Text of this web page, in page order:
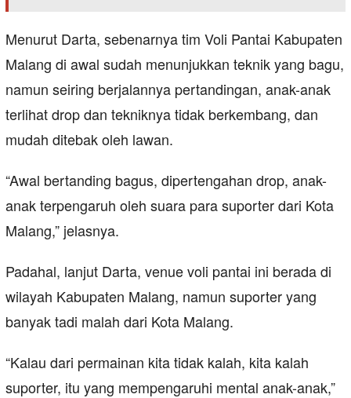
Menurut Darta, sebenarnya tim Voli Pantai Kabupaten
Malang di awal sudah menunjukkan teknik yang bagu,
namun seiring berjalannya pertandingan, anak-anak
terlihat drop dan tekniknya tidak berkembang, dan
mudah ditebak oleh lawan.
“Awal bertanding bagus, dipertengahan drop, anak-
anak terpengaruh oleh suara para suporter dari Kota
Malang,” jelasnya.
Padahal, lanjut Darta, venue voli pantai ini berada di
wilayah Kabupaten Malang, namun suporter yang
banyak tadi malah dari Kota Malang.
“Kalau dari permainan kita tidak kalah, kita kalah
suporter, itu yang mempengaruhi mental anak-anak,”